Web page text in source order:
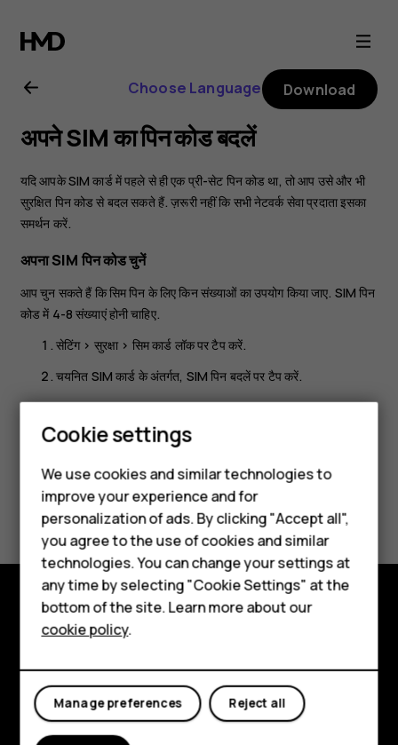
Nokia
C01
Plus
user
guide
Smartphones
Feature phones
Phones for kids
Accessories
HMD Terra M
For business
Tablets
Choose Language Download
अपने SIM का पिन कोड बदलें
यदि आपके SIM कार्ड में पहले से ही एक प्री-सेट पिन कोड था, तो आप उसे और भी
सुरक्षित पिन कोड से बदल सकते हैं. ज़रूरी नहीं कि सभी नेटवर्क सेवा प्रदाता इसका
समर्थन करें.
अपना SIM पिन कोड चुनें
आप चुन सकते हैं कि सिम पिन के लिए किन संख्याओं का उपयोग किया जाए. SIM पिन
कोड में 4-8 संख्याएं होनी चाहिए.
सेटिंग> सुरक्षा > सिम कार्ड लॉकपर टैप करें.
चयनित SIM कार्ड के अंतर्गत, SIM पिन बदलेंपर टैप करें.
Did you find this helpful?
Yes No
Explore
About
Planet and people
Support
Cookie settings
We use cookies and similar technologies to
improve your experience and for
personalization of ads. By clicking "Accept all",
you agree to the use of cookies and similar
technologies. You can change your settings at
any time by selecting "Cookie Settings" at the
bottom of the site. Learn more about our
cookie policy.
Reject all
Manage preferences